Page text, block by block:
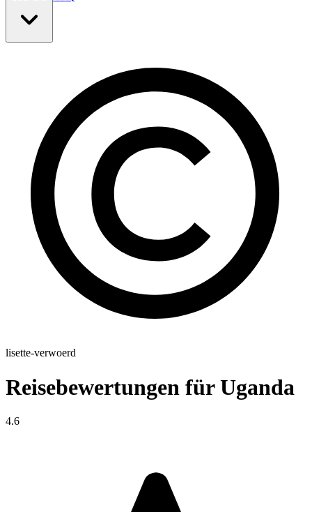
lisette-verwoerd
Reisebewertungen für Uganda
4.6